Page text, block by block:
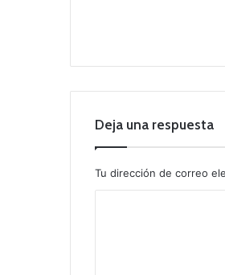
Deja una respuesta
Tu dirección de correo